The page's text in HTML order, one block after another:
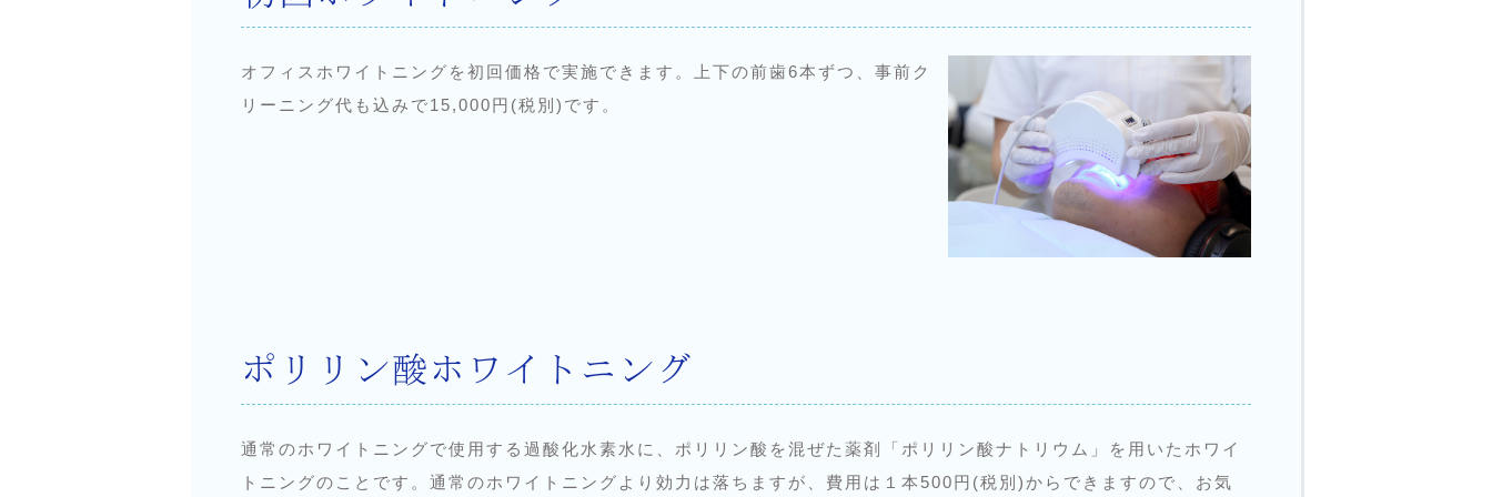
オフィスホワイトニングを初回価格で実施できます。上下の前歯6本ずつ、事前ク
リーニング代も込みで15,000円(税別)です。
ポリリン酸ホワイトニング
通常のホワイトニングで使用する過酸化水素水に、ポリリン酸を混ぜた薬剤「ポリリン酸ナトリウム」を用いたホワイ
トニングのことです。通常のホワイトニングより効力は落ちますが、費用は１本500円(税別)からできますので、お気